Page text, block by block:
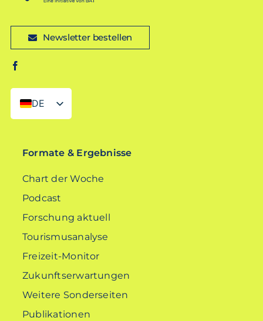
Newsletter bestellen
DE
EN
Formate & Ergebnisse
Chart der Woche
Podcast
Forschung aktuell
Tourismusanalyse
Freizeit-Monitor
Zukunftserwartungen
Weitere Sonderseiten
Publikationen